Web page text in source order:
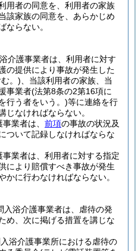
用者の同意を、利用者の家族
該家族の同意を、あらかじめ
ならない。
介護事業者は、利用者に対す
の提供により事故が発生した
。) 、当該利用者の家族、当
事業者(法第8条の2第16項に
行う者をいう。)等に連絡を行
じなければならない。
業者は、 前項の事故の状況及
ついて記録しなければならな
業者は、利用者に対する指定
により賠償すべき事故が発生
かに行わなければならない。
入浴介護事業者は、虐待の発
め、次に掲げる措置を講じな
浴介護事業所における虐待の